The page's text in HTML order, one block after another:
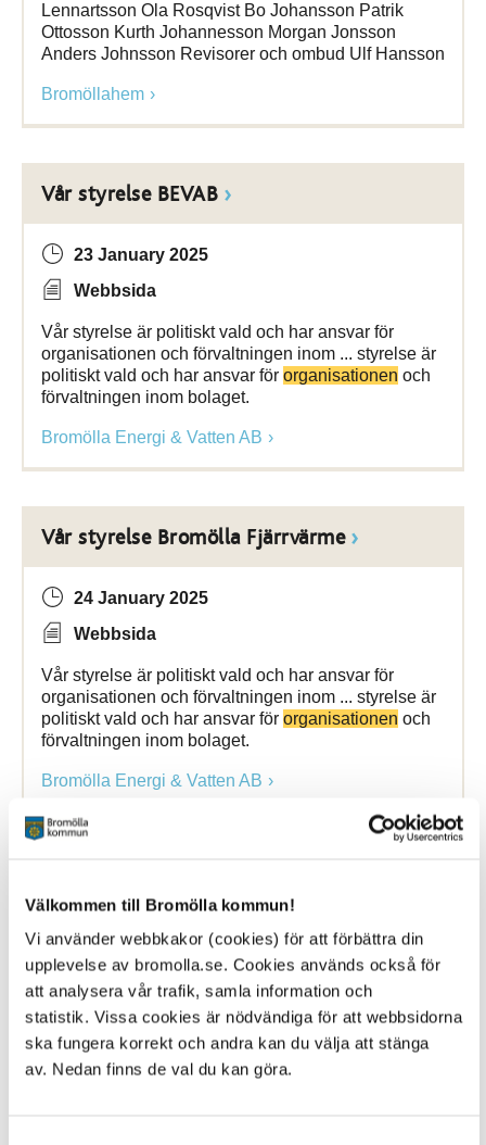
Välkommen till Bromölla kommun!
Vi använder webbkakor (cookies) för att förbättra din
upplevelse av bromolla.se. Cookies används också för
att analysera vår trafik, samla information och
statistik. Vissa cookies är nödvändiga för att webbsidorna
ska fungera korrekt och andra kan du välja att stänga
av. Nedan finns de val du kan göra.
Lennartsson Ola Rosqvist Bo Johansson Patrik
Ottosson Kurth Johannesson Morgan Jonsson
Anders Johnsson Revisorer och ombud Ulf Hansson
Bromöllahem
Vår styrelse BEVAB
23 January 2025
Webbsida
Vår styrelse är politiskt vald och har ansvar för
organisationen och förvaltningen inom ... styrelse är
politiskt vald och har ansvar för organisationen och
förvaltningen inom bolaget.
Bromölla Energi & Vatten AB
Vår styrelse Bromölla Fjärrvärme
24 January 2025
Webbsida
Vår styrelse är politiskt vald och har ansvar för
organisationen och förvaltningen inom ... styrelse är
politiskt vald och har ansvar för organisationen och
förvaltningen inom bolaget.
Bromölla Energi & Vatten AB
13 January 2025
Webbsida
Vår styrelse är politiskt vald och har ansvar för
organisationen och förvaltningen inom ... styrelse är
politiskt vald och har ansvar förorganisationen